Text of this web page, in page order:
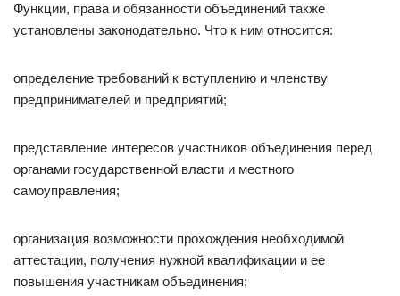
Функции, права и обязанности объединений также
установлены законодательно. Что к ним относится:
определение требований к вступлению и членству
предпринимателей и предприятий;
представление интересов участников объединения перед
органами государственной власти и местного
самоуправления;
организация возможности прохождения необходимой
аттестации, получения нужной квалификации и ее
повышения участникам объединения;